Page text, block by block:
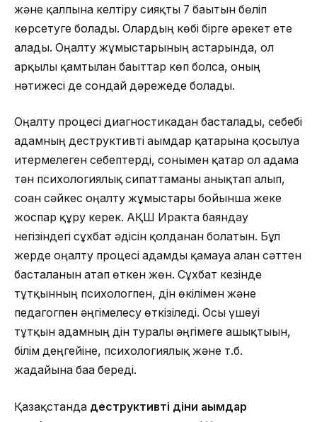
және қалпына келтіру сияқты 7 бағытын бөліп
көрсетуге болады. Олардың көбі бірге әрекет ете
алады. Оңалту жұмыстарының астарында, ол
арқылы қамтылған бағыттар көп болса, оның
нәтижесі де сондай дәрежеде болады.
Оңалту процесі диагностикадан басталады, себебі
адамның деструктивті ағымдар қатарына қосылуға
итермелеген себептерді, сонымен қатар ол адамға
тән психологиялық сипаттаманы анықтап алып,
соған сәйкес оңалту жұмыстары бойынша жеке
жоспар құру керек. АҚШ Иракта баяндау
негізіндегі сұхбат әдісін қолданған болатын. Бұл
жерде оңалту процесі адамды қамауға алған сәттен
басталғанын атап өткен жөн. Сұхбат кезінде
тұтқынның психологпен, дін өкілімен және
педагогпен әңгімелесу өткізіледі. Осы үшеуі
тұтқын адамның дін туралы әңгімеге ашықтығын,
білім деңгейіне, психологиялық және т.б.
жағдайына баға береді.
Қазақстанда деструктивті діни ағымдар